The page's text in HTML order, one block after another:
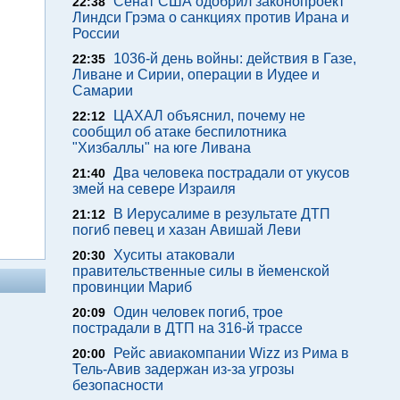
Линдси Грэма о санкциях против Ирана и
России
22:35
1036-й день войны: действия в Газе,
Ливане и Сирии, операции в Иудее и
Самарии
22:12
ЦАХАЛ объяснил, почему не
сообщил об атаке беспилотника
"Хизбаллы" на юге Ливана
21:40 Два человека пострадали от укусов
змей на севере Израиля
21:12
В Иерусалиме в результате ДТП
погиб певец и хазан Авишай Леви
20:30
Хуситы атаковали
правительственные силы в йеменской
провинции Мариб
20:09 Один человек погиб, трое
пострадали в ДТП на 316-й трассе
20:00
Рейс авиакомпании Wizz из Рима в
Тель-Авив задержан из-за угрозы
безопасности